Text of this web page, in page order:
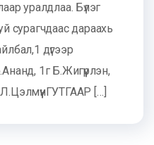
уралдлаа. Бүлэг
сурагчдаас дараахь
дүгээр
1г Б.Жигүүрлэн,
[…]